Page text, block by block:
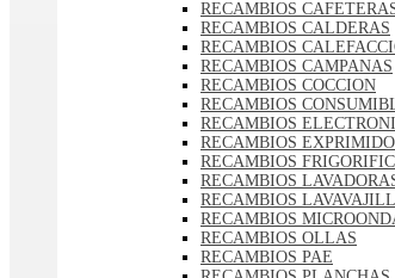
RECAMBIOS
RECAMBIOS CALDERAS
RECAMBIOS
RECAMBIOS CAMPANAS
RECAMBIOS COCCION
RECAMBIOS
RECAMBIOS
RECAMBIOS
RECAMBIOS
RECAMBIOS
RECAMBIOS
RECAMBIOS
RECAMBIOS OLLAS
RECAMBIOS PAE